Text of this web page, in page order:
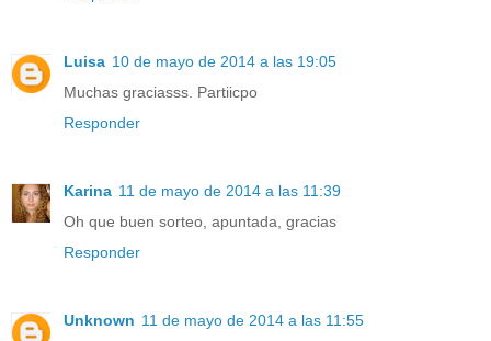
Luisa 10 de mayo de 2014 a las 19:05
Muchas graciasss. Partiicpo
Responder
Karina 11 de mayo de 2014 a las 11:39
Oh que buen sorteo, apuntada, gracias
Responder
Unknown 11 de mayo de 2014 a las 11:55